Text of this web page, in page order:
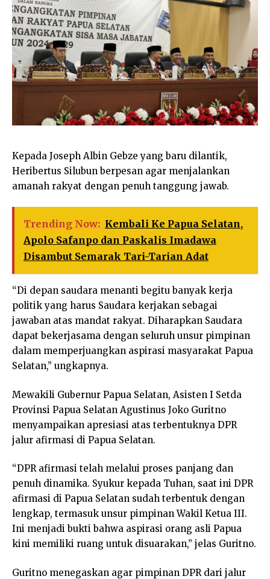
Kepada Joseph Albin Gebze yang baru dilantik,
Heribertus Silubun berpesan agar menjalankan
amanah rakyat dengan penuh tanggung jawab.
Trending Now: Kembali Ke Papua Selatan,
Apolo Safanpo dan Paskalis Imadawa
Disambut Semarak Tari-Tarian Adat
“Di depan saudara menanti begitu banyak kerja
politik yang harus Saudara kerjakan sebagai
jawaban atas mandat rakyat. Diharapkan Saudara
dapat bekerjasama dengan seluruh unsur pimpinan
dalam memperjuangkan aspirasi masyarakat Papua
Selatan,” ungkapnya.
Mewakili Gubernur Papua Selatan, Asisten I Setda
Provinsi Papua Selatan Agustinus Joko Guritno
menyampaikan apresiasi atas terbentuknya DPR
jalur afirmasi di Papua Selatan.
“DPR afirmasi telah melalui proses panjang dan
penuh dinamika. Syukur kepada Tuhan, saat ini DPR
afirmasi di Papua Selatan sudah terbentuk dengan
lengkap, termasuk unsur pimpinan Wakil Ketua III.
Ini menjadi bukti bahwa aspirasi orang asli Papua
kini memiliki ruang untuk disuarakan,” jelas Guritno.
Guritno menegaskan agar pimpinan DPR dari jalur